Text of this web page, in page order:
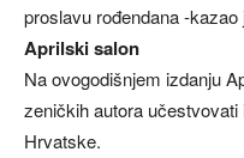
proslavu rođendana -kazao
Aprilski salon
Na ovogodišnjem izdanju
zeničkih autora
Hrvatske.